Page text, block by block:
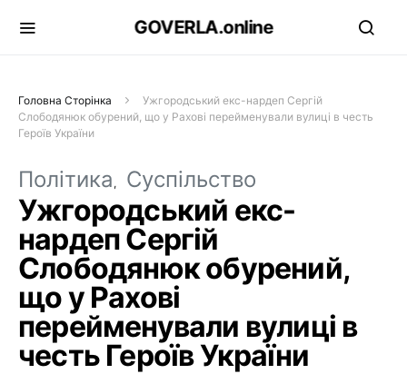
GOVERLA.online
Головна Сторінка
Ужгородський екс-нардеп Сергій
Слободянюк обурений, що у Рахові перейменували вулиці в честь
Героїв України
Політика Суспільство
Ужгородський екс-
нардеп Сергій
Слободянюк обурений,
що у Рахові
перейменували вулиці в
честь Героїв України